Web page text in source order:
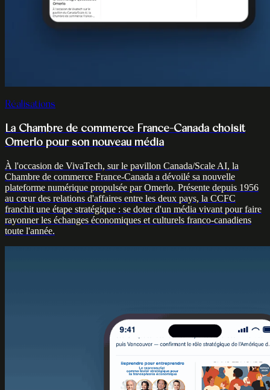
Réalisations
La Chambre de commerce France-Canada choisit
Omerlo pour son nouveau média
À l'occasion de VivaTech, sur le pavillon Canada/Scale AI, la
Chambre de commerce France-Canada a dévoilé sa nouvelle
plateforme numérique propulsée par Omerlo. Présente depuis 1956
au cœur des relations d'affaires entre les deux pays, la CCFC
franchit une étape stratégique : se doter d'un média vivant pour faire
rayonner les échanges économiques et culturels franco-canadiens
toute l'année.